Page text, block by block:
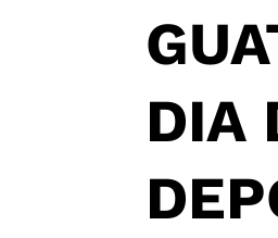
DIA